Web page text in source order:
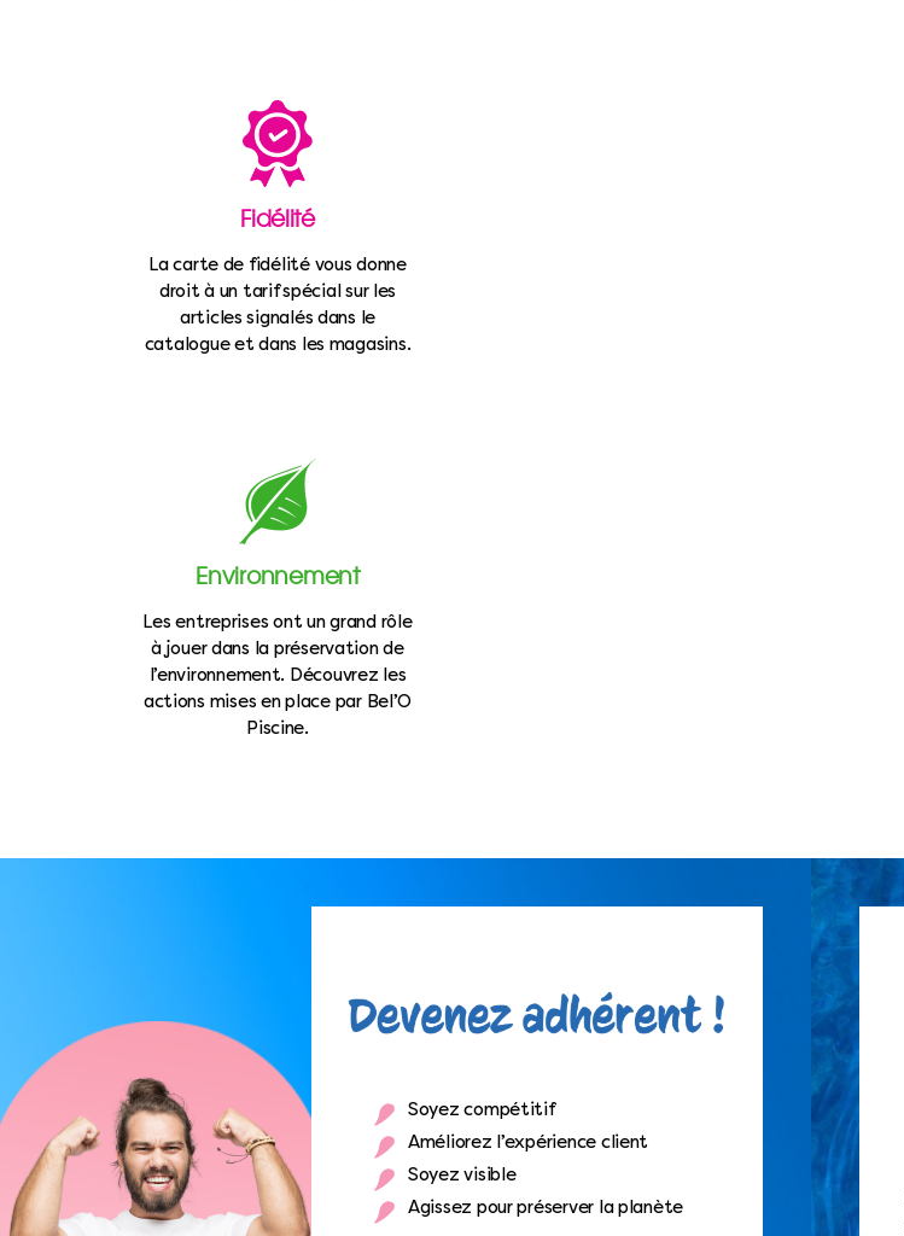
Fidélité
La carte de fidélité vous donne
droit à un tarif spécial sur les
articles signalés dans le
catalogue et dans les magasins.
Environnement
Les entreprises ont un grand rôle
à jouer dans la préservation de
l’environnement. Découvrez les
actions mises en place par Bel’O
Piscine.
Soyez compétitif
Améliorez l’expérience client
Soyez visible
Agissez pour préserver la planète